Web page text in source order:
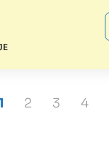
Page
2 Page
3 Page
4